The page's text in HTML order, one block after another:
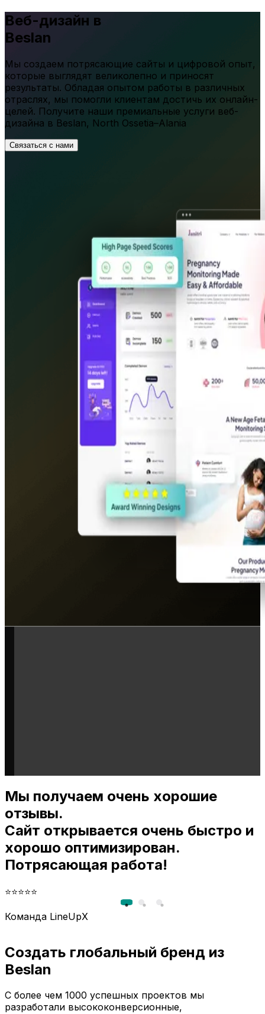
Веб-дизайн в
Beslan
Мы создаем потрясающие сайты и цифровой опыт,
которые выглядят великолепно и приносят
результаты. Обладая опытом работы в различных
отраслях, мы помогли клиентам достичь их онлайн-
целей. Получите наши премиальные услуги веб-
дизайна в Beslan, North Ossetia–Alania
Связаться с нами
Мы получаем очень хорошие
отзывы.
Сайт открывается очень быстро и
хорошо оптимизирован.
Потрясающая работа!
⭐⭐⭐⭐⭐
Команда LineUpX
Создать глобальный бренд из
Beslan
С более чем 1000 успешных проектов мы
разработали высококонверсионные,